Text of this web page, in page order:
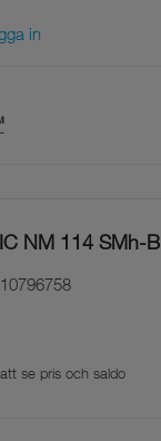
in
NM 114 SMh-B
se pris och saldo